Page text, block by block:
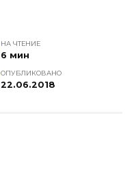
НА ЧТЕНИЕ
6 мин
ОПУБЛИКОВАНО
22.06.2018